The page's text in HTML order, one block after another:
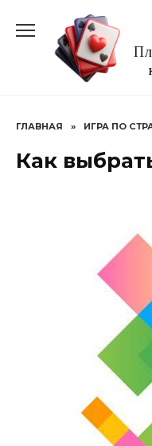
содержанию
ГЛАВНАЯ » ИГРА ПО
Как